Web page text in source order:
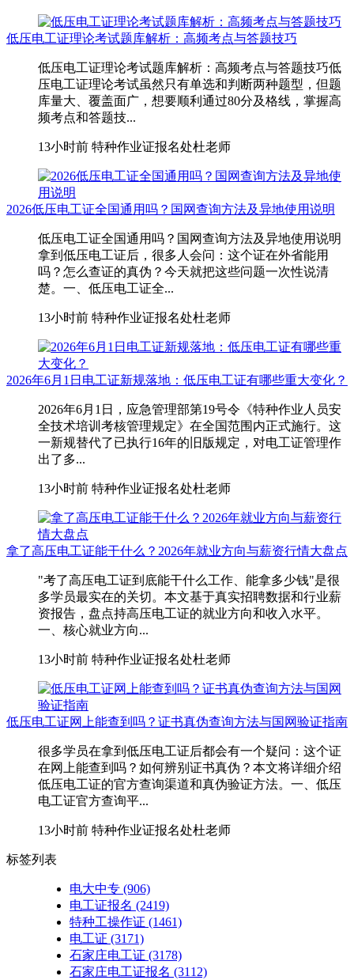
低压电工证理论考试题库解析：高频考点与答题技巧
低压电工证理论考试题库解析：高频考点与答题技巧低
压电工证理论考试虽然只有单选和判断两种题型，但题
库量大、覆盖面广，想要顺利通过80分及格线，掌握高
频考点和答题技...
13小时前 特种作业证报名处杜老师
2026低压电工证全国通用吗？国网查询方法及异地使用说明
低压电工证全国通用吗？国网查询方法及异地使用说明
拿到低压电工证后，很多人会问：这个证在外省能用
吗？怎么查证的真伪？今天就把这些问题一次性说清
楚。一、低压电工证全...
13小时前 特种作业证报名处杜老师
2026年6月1日电工证新规落地：低压电工证有哪些重大变化？
2026年6月1日，应急管理部第19号令《特种作业人员安
全技术培训考核管理规定》在全国范围内正式施行。这
一新规替代了已执行16年的旧版规定，对电工证管理作
出了多...
13小时前 特种作业证报名处杜老师
拿了高压电工证能干什么？2026年就业方向与薪资行情大盘点
"考了高压电工证到底能干什么工作、能拿多少钱"是很
多学员最实在的关切。本文基于真实招聘数据和行业薪
资报告，盘点持高压电工证的就业方向和收入水平。
一、核心就业方向...
13小时前 特种作业证报名处杜老师
低压电工证网上能查到吗？证书真伪查询方法与国网验证指南
很多学员在拿到低压电工证后都会有一个疑问：这个证
在网上能查到吗？如何辨别证书真伪？本文将详细介绍
低压电工证的官方查询渠道和真伪验证方法。一、低压
电工证官方查询平...
13小时前 特种作业证报名处杜老师
标签列表
电大中专 (906)
电工证报名 (2419)
特种工操作证 (1461)
电工证 (3171)
石家庄电工证 (3178)
石家庄电工证报名 (3112)